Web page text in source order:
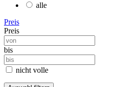
alle
Preis
Preis
bis
nicht volle